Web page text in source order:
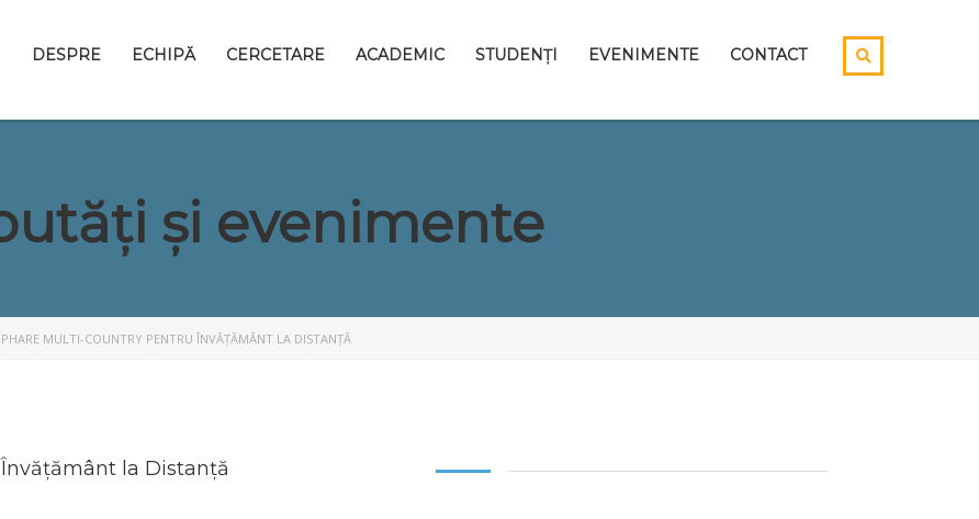
DESPRE ECHIPĂ CERCETARE ACADEMIC STUDENȚI EVENIMENTE CONTACT
și evenimente
MULTI-COUNTRY PENTRU ÎNVĂȚĂMÂNT LA DISTANȚĂ
la Distanță